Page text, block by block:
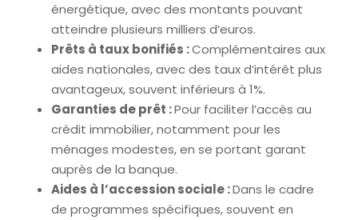
énergétique, avec des montants pouvant
atteindre plusieurs milliers d’euros.
Prêts à taux bonifiés :Complémentaires aux
aides nationales, avec des taux d’intérêt plus
avantageux, souvent inférieurs à 1%.
Garanties de prêt :Pour faciliter l’accès au
crédit immobilier, notamment pour les
ménages modestes, en se portant garant
auprès de la banque.
Aides à l’accession sociale :Dans le cadre
de programmes spécifiques, souvent en